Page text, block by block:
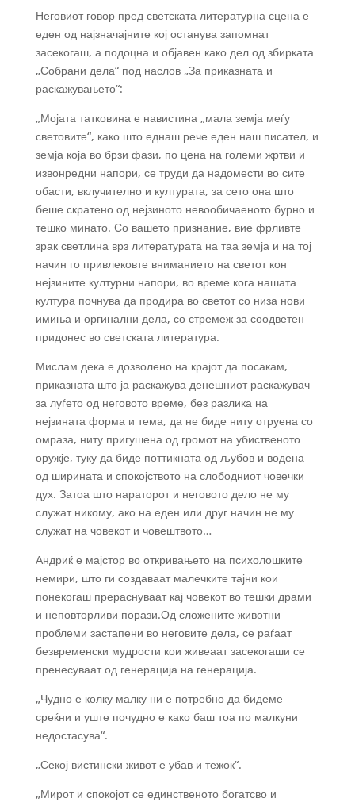
Неговиот говор пред светската литературна сцена е
еден од најзначајните кој останува запомнат
засекогаш, а подоцна и објавен како дел од збирката
„Собрани дела“ под наслов „За приказната и
раскажувањето“:
„Мојата татковина е навистина „мала земја меѓу
световите“, како што еднаш рече еден наш писател, и
земја која во брзи фази, по цена на големи жртви и
извонредни напори, се труди да надомести во сите
обасти, вклучително и културата, за сето она што
беше скратено од нејзиното невообичаеното бурно и
тешко минато. Со вашето признание, вие фрливте
зрак светлина врз литературата на таа земја и на тој
начин го привлековте вниманието на светот кон
нејзините културни напори, во време кога нашата
култура почнува да продира во светот со низа нови
имиња и оргинални дела, со стремеж за соодветен
придонес во светската литература.
Мислам дека е дозволено на крајот да посакам,
приказната што ја раскажува денешниот раскажувач
за луѓето од неговото време, без разлика на
нејзината форма и тема, да не биде ниту отруена со
омраза, ниту пригушена од громот на убиственото
оружје, туку да биде поттикната од љубов и водена
од ширината и спокојството на слободниот човечки
дух. Затоа што нараторот и неговото дело не му
служат никому, ако на еден или друг начин не му
служат на човекот и човештвото…
Андриќ е мајстор во откривањето на психолошките
немири, што ги создаваат малечките тајни кои
понекогаш прераснуваат кај човекот во тешки драми
и неповторливи порази.Од сложените животни
проблеми застапени во неговите дела, се раѓаат
безвременски мудрости кои живеаат засекогаши се
пренесуваат од генерација на генерација.
„Чудно е колку малку ни е потребно да бидеме
среќни и уште почудно е како баш тоа по малкуни
недостасува“.
„Секој вистински живот е убав и тежок“.
„Мирот и спокојот се единственото богатсво и